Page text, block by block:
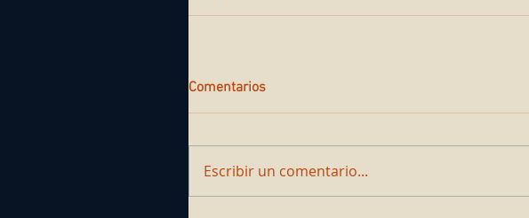
Comentarios
Escribir un comentario...